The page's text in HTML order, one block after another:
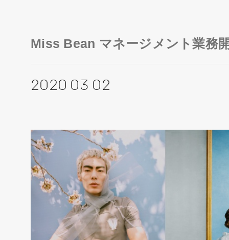
Miss Bean マネージメント業務
2020 03 02